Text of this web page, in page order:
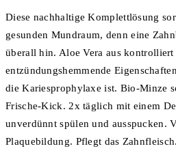
Diese nachhaltige Komplettlösung
gesunden Mundraum, denn eine
überall hin. Aloe Vera aus
entzündungshemmende
die Kariesprophylaxe ist. Bio-Minze
Frische-Kick. 2x täglich mit einem
unverdünnt spülen und ausspucken.
Plaquebildung. Pflegt das Zahnfleisch.